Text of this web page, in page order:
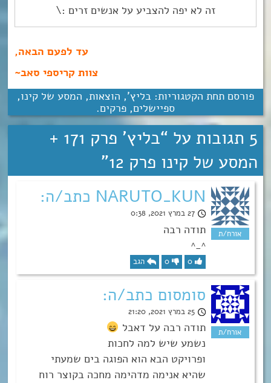
זה לא יפה להצביע על אנשים זרים :\
עד לפעם הבאה,
צוות קריספי סאב~
פורסם תחת הקטגוריות: בליץ', הוצאות, המסע של קינו,
ספיישלים, פרקים.
5 תגובות על “
בליץ’ פרק 171 +
המסע של קינו פרק 12
”
NARUTO_KUN כתב/ה:
27 במרץ 2021, 0:38
תודה רבה
^_^
0
0 הגב
סומסום כתב/ה:
25 במרץ 2021, 21:20
תודה רבה על דאבל
נשמע שיש למה לחכות
ופרויקט הבא הוא הפוגה בים שמעתי
שהיא אנימה מדהימה מחכה בקוצר רוח